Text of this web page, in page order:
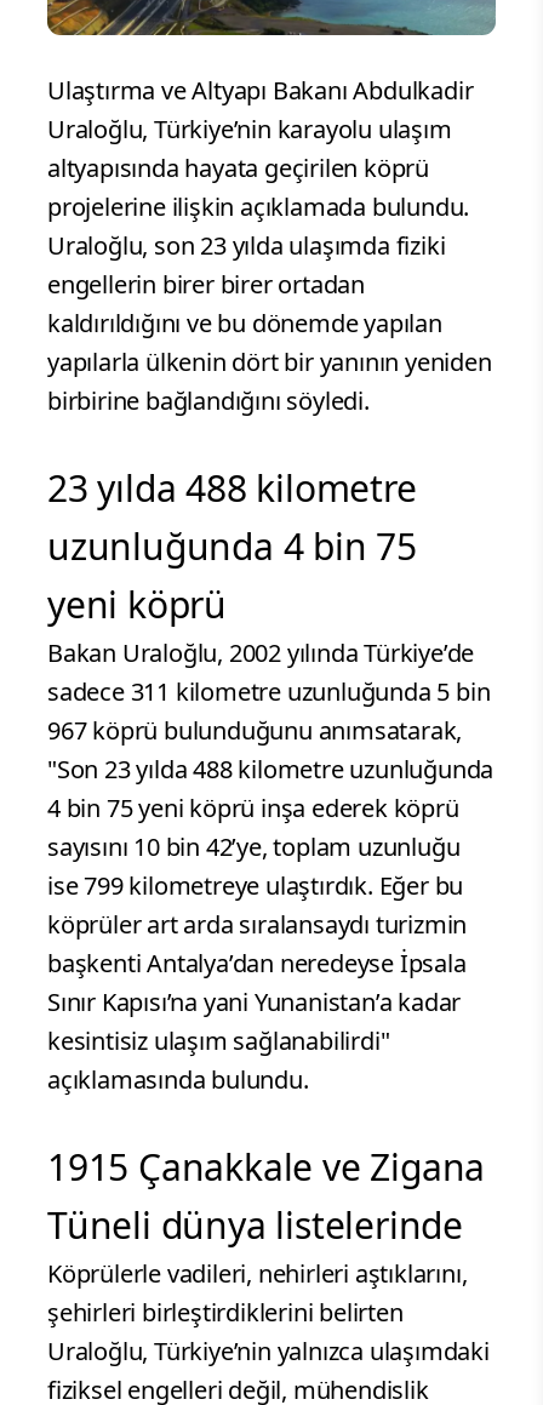
Ulaştırma ve Altyapı Bakanı Abdulkadir
Uraloğlu, Türkiye’nin karayolu ulaşım
altyapısında hayata geçirilen köprü
projelerine ilişkin açıklamada bulundu.
Uraloğlu, son 23 yılda ulaşımda fiziki
engellerin birer birer ortadan
kaldırıldığını ve bu dönemde yapılan
yapılarla ülkenin dört bir yanının yeniden
birbirine bağlandığını söyledi.
23 yılda 488 kilometre
uzunluğunda 4 bin 75
yeni köprü
Bakan Uraloğlu, 2002 yılında Türkiye’de
sadece 311 kilometre uzunluğunda 5 bin
967 köprü bulunduğunu anımsatarak,
"Son 23 yılda 488 kilometre uzunluğunda
4 bin 75 yeni köprü inşa ederek köprü
sayısını 10 bin 42’ye, toplam uzunluğu
ise 799 kilometreye ulaştırdık. Eğer bu
köprüler art arda sıralansaydı turizmin
başkenti Antalya’dan neredeyse İpsala
Sınır Kapısı’na yani Yunanistan’a kadar
kesintisiz ulaşım sağlanabilirdi"
açıklamasında bulundu.
1915 Çanakkale ve Zigana
Tüneli dünya listelerinde
Köprülerle vadileri, nehirleri aştıklarını,
şehirleri birleştirdiklerini belirten
Uraloğlu, Türkiye’nin yalnızca ulaşımdaki
fiziksel engelleri değil, mühendislik